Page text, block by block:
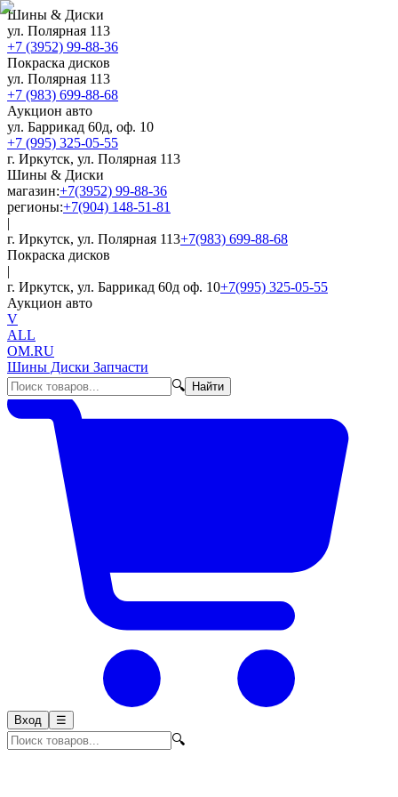
Шины & Диски
ул. Полярная 113
+7 (3952) 99-88-36
Покраска дисков
ул. Полярная 113
+7 (983) 699-88-68
Аукцион авто
ул. Баррикад 60д, оф. 10
+7 (995) 325-05-55
г. Иркутск, ул. Полярная 113
Шины & Диски
магазин:+7(3952) 99-88-36
регионы:+7(904) 148-51-81
|
г. Иркутск, ул. Полярная 113+7(983) 699-88-68
Покраска дисков
|
г. Иркутск, ул. Баррикад 60д оф. 10+7(995) 325-05-55
Аукцион авто
V
ALL
OM.RU
Шины Диски Запчасти
🔍
Найти
Вход ☰
🔍